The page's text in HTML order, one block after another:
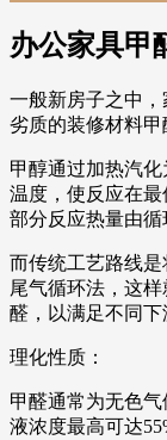
办公家具甲
一般新房子之中
劣质的装修材料甲
甲醇通过加热汽
温度，使反应在
部分反应热量由循
而传统工艺路线
尾气循环法，这
醛，以满足不同下
理化性质：
甲醛通常为无色
液浓度最高可达